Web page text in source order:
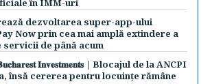
în IMM-uri
dezvoltarea super-app-ului
Now prin cea mai amplă extindere a
de până acum
𝐈𝐧𝐯𝐞𝐬𝐭𝐦𝐞𝐧𝐭𝐬 | Blocajul de la ANCPI
însă cererea pentru locuințe rămâne